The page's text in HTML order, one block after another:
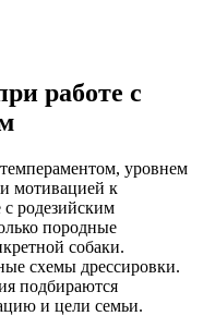
работе с
уровнем
мотивацией к
родезийским
породные
собаки.
схемы дрессировки.
подбираются
и цели семьи.